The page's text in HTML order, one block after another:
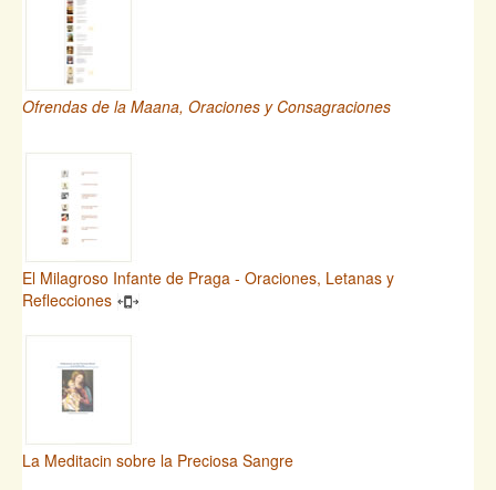
Ofrendas de la Maana, Oraciones y Consagraciones
El Milagroso Infante de Praga - Oraciones, Letanas y
Reflecciones
La Meditacin sobre la Preciosa Sangre